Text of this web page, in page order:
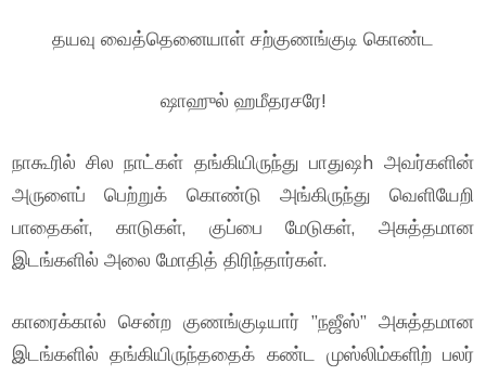
தயவு வைத்தெனையாள் சற்குணங்குடி கொண்ட
ஷாஹுல் ஹமீதரசரே!
நாகூரில் சில நாட்கள் தங்கியிருந்து பாதுஷh அவர்களின்
அருளைப் பெற்றுக் கொண்டு அங்கிருந்து வெளியேறி
பாதைகள், காடுகள், குப்பை மேடுகள், அசுத்தமான
இடங்களில் அலை மோதித் திரிந்தார்கள்.
காரைக்கால் சென்ற குணங்குடியார் ”நஜீஸ்” அசுத்தமான
இடங்களில் தங்கியிருந்ததைக் கண்ட முஸ்லிம்களிற் பலர்